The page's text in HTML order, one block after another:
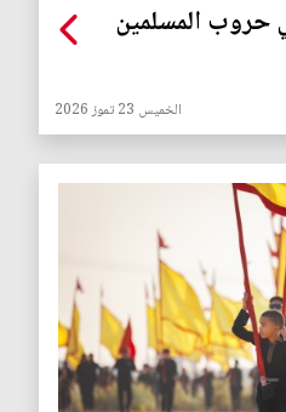
حروب المسلمين
الخميس 23 تموز 2026